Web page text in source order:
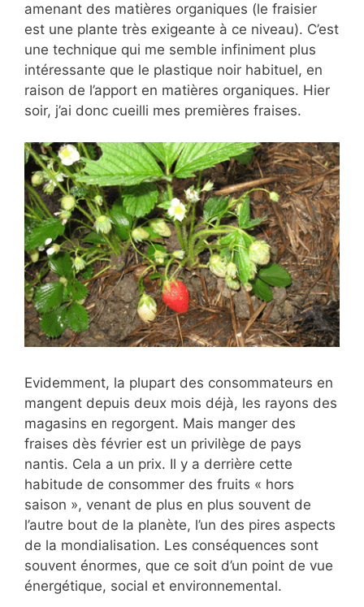
amenant des matières organiques (le fraisier
est une plante très exigeante à ce niveau). C’est
une technique qui me semble infiniment plus
intéressante que le plastique noir habituel, en
raison de l’apport en matières organiques. Hier
soir, j’ai donc cueilli mes premières fraises.
Evidemment, la plupart des consommateurs en
mangent depuis deux mois déjà, les rayons des
magasins en regorgent. Mais manger des
fraises dès février est un privilège de pays
nantis. Cela a un prix. Il y a derrière cette
habitude de consommer des fruits « hors
saison », venant de plus en plus souvent de
l’autre bout de la planète, l’un des pires aspects
de la mondialisation. Les conséquences sont
souvent énormes, que ce soit d’un point de vue
énergétique, social et environnemental.